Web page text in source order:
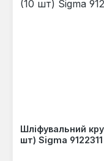
Шліфувальний
шт) Sigma 9122311